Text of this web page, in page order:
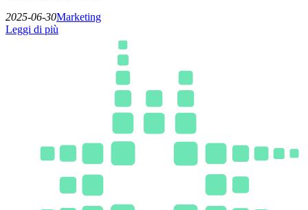
2025-06-30Marketing
Leggi di più